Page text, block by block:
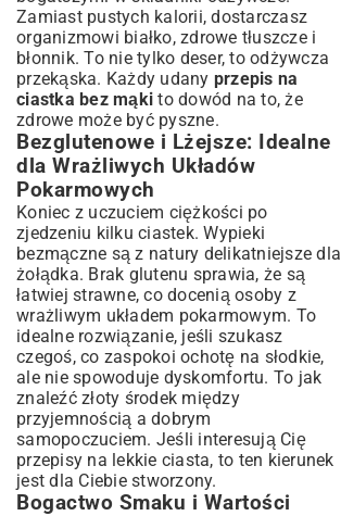
Mąki To Twój Nowy Ulubiony Deser?
Zamiast pustych kalorii, dostarczasz
organizmowi białko, zdrowe tłuszcze i
błonnik. To nie tylko deser, to odżywcza
przekąska. Każdy udany przepis na
ciastka bez mąki to dowód na to, że
zdrowe może być pyszne.
Bezglutenowe i Lżejsze: Idealne
dla Wrażliwych Układów
Pokarmowych
Koniec z uczuciem ciężkości po
zjedzeniu kilku ciastek. Wypieki
bezmączne są z natury delikatniejsze dla
żołądka. Brak glutenu sprawia, że są
łatwiej strawne, co docenią osoby z
wrażliwym układem pokarmowym. To
idealne rozwiązanie, jeśli szukasz
czegoś, co zaspokoi ochotę na słodkie,
ale nie spowoduje dyskomfortu. To jak
znaleźć złoty środek między
przyjemnością a dobrym
samopoczuciem. Jeśli interesują Cię
przepisy na lekkie ciasta, to ten kierunek
jest dla Ciebie stworzony.
Bogactwo Smaku i Wartości